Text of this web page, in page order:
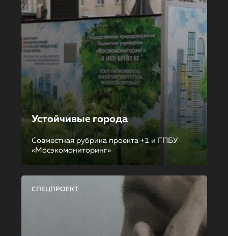
Устойчивые города
Совместная рубрика проекта +1 и ГПБУ
«Мосэкомониторинг»
СПЕЦПРОЕКТ